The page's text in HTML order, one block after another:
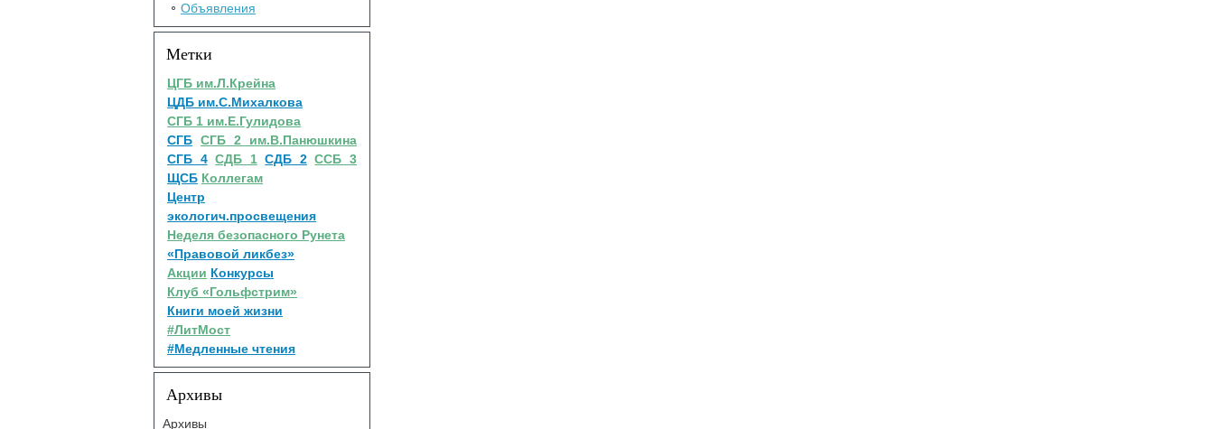
Объявления
Метки
ЦГБ им.Л.Крейна
ЦДБ им.С.Михалкова
СГБ 1 им.Е.Гулидова
СГБ СГБ 2 им.В.Панюшкина
СГБ 4 СДБ 1 СДБ 2 ССБ 3
ЩСБ Коллегам
Центр
экологич.просвещения
Неделя безопасного Рунета
«Правовой ликбез»
Акции Конкурсы
Клуб «Гольфстрим»
Книги моей жизни
#ЛитМост
#Медленные чтения
Архивы
Архивы